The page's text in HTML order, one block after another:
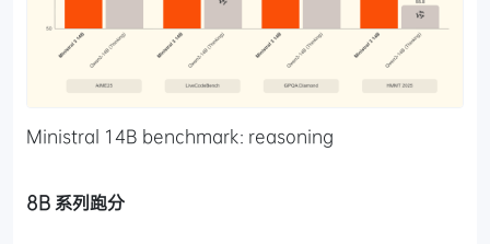
Ministral 14B benchmark: reasoning
8B 系列跑分